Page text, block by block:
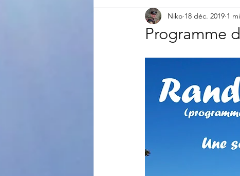
Raquettes à neige été
Randonnée Hivernale partenaire
Bon Cadeau
Programme
Niko 18 déc. 2019 1